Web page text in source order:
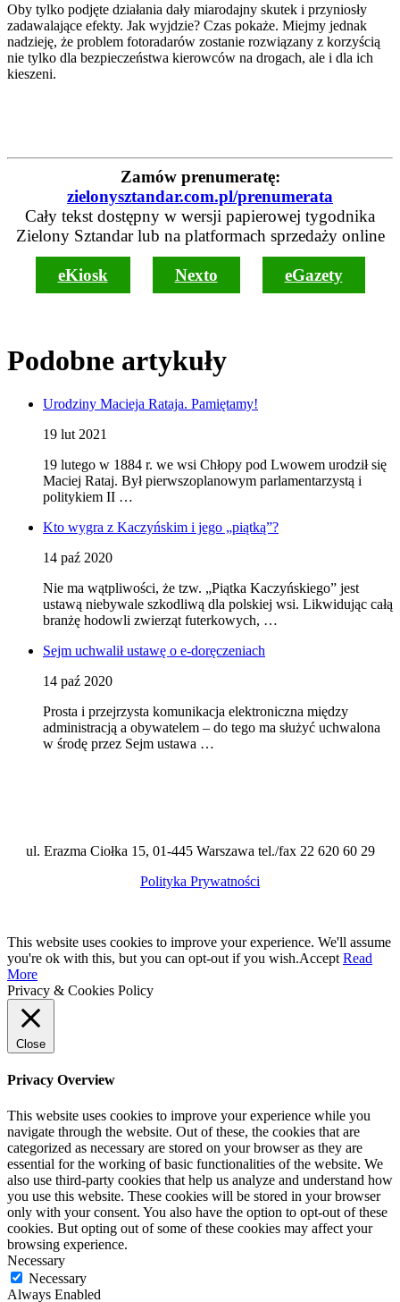
Oby tylko podjęte działania dały miarodajny skutek i przyniosły
zadawalające efekty. Jak wyjdzie? Czas pokaże. Miejmy jednak
nadzieję, że problem fotoradarów zostanie rozwiązany z korzyścią
nie tylko dla bezpieczeństwa kierowców na drogach, ale i dla ich
kieszeni.
Zamów prenumeratę:
zielonysztandar.com.pl/prenumerata
Cały tekst dostępny w wersji papierowej tygodnika
Zielony Sztandar lub na platformach sprzedaży online
eKiosk Nexto eGazety
Podobne artykuły
Urodziny Macieja Rataja. Pamiętamy!
19 lut 2021
19 lutego w 1884 r. we wsi Chłopy pod Lwowem urodził się
Maciej Rataj. Był pierwszoplanowym parlamentarzystą i
politykiem II …
Kto wygra z Kaczyńskim i jego „piątką”?
14 paź 2020
Nie ma wątpliwości, że tzw. „Piątka Kaczyńskiego” jest
ustawą niebywale szkodliwą dla polskiej wsi. Likwidując całą
branżę hodowli zwierząt futerkowych, …
Sejm uchwalił ustawę o e-doręczeniach
14 paź 2020
Prosta i przejrzysta komunikacja elektroniczna między
administracją a obywatelem – do tego ma służyć uchwalona
w środę przez Sejm ustawa …
ul. Erazma Ciołka 15, 01-445 Warszawa tel./fax 22 620 60 29
Polityka Prywatności
This website uses cookies to improve your experience. We'll assume
you're ok with this, but you can opt-out if you wish.Accept Read
More
Privacy & Cookies Policy
Close
Privacy Overview
This website uses cookies to improve your experience while you
navigate through the website. Out of these, the cookies that are
categorized as necessary are stored on your browser as they are
essential for the working of basic functionalities of the website. We
also use third-party cookies that help us analyze and understand how
you use this website. These cookies will be stored in your browser
only with your consent. You also have the option to opt-out of these
cookies. But opting out of some of these cookies may affect your
browsing experience.
Necessary
Necessary
Always Enabled